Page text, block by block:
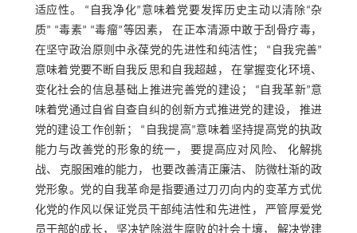
适应性。 “自我净化”意味着党要发挥历史主动以清除“杂
质” “毒素” “毒瘤”等因素， 在正本清源中敢于刮骨疗毒，
在坚守政治原则中永葆党的先进性和纯洁性； “自我完善”
意味着党要不断自我反思和自我超越， 在掌握变化环境、
变化社会的信息基础上推进完善党的建设； “自我革新”意
味着党通过自省自查自纠的创新方式推进党的建设， 推进
党的建设工作创新； “自我提高”意味着坚持提高党的执政
能力与改善党的形象的统一， 要提高应对风险、 化解挑
战、 克服困难的能力， 也要改善清正廉洁、 防微杜渐的政
党形象。党的自我革命是指要通过刀刃向内的变革方式优
化党的作风以保证党员干部纯洁性和先进性， 严管厚爱党
员干部的成长， 坚决铲除滋生腐败的社会土壤， 解决党建